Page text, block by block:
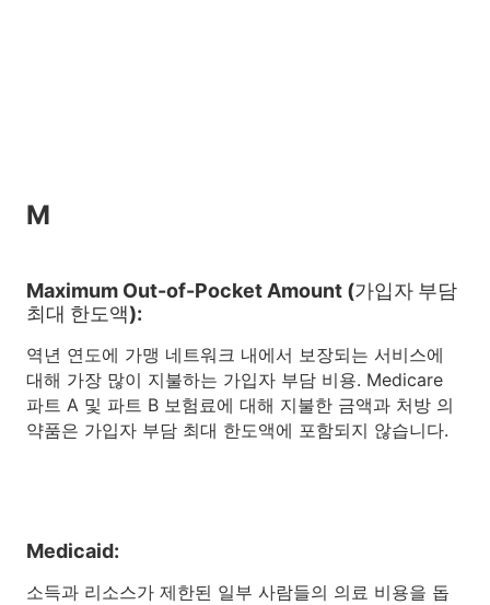
M
Maximum Out-of-Pocket Amount (가입자 부담
최대 한도액):
역년 연도에 가맹 네트워크 내에서 보장되는 서비스에
대해 가장 많이 지불하는 가입자 부담 비용. Medicare
파트 A 및 파트 B 보험료에 대해 지불한 금액과 처방 의
약품은 가입자 부담 최대 한도액에 포함되지 않습니다.
Medicaid:
소득과 리소스가 제한된 일부 사람들의 의료 비용을 돕